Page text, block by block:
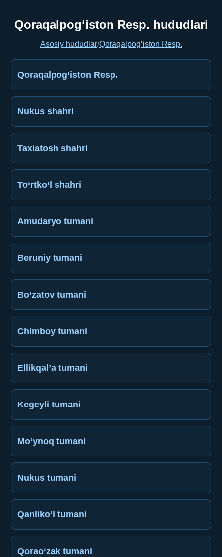
Qoraqalpog‘iston Resp. hududlari
Asosiy hududlar/Qoraqalpog‘iston Resp.
Qoraqalpog‘iston Resp.
Nukus shahri
Taxiatosh shahri
To‘rtko‘l shahri
Amudaryo tumani
Beruniy tumani
Bo‘zatov tumani
Chimboy tumani
Ellikqal’a tumani
Kegeyli tumani
Mo‘ynoq tumani
Nukus tumani
Qanliko‘l tumani
Qorao‘zak tumani